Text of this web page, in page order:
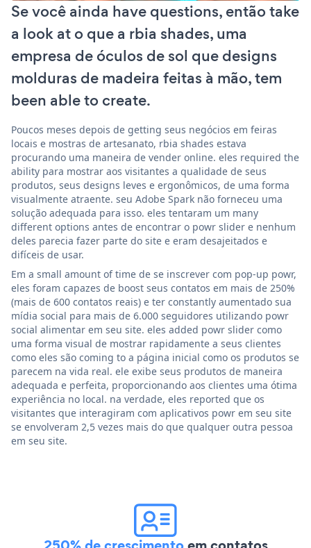
Se você ainda have questions, então take
a look at o que a rbia shades, uma
empresa de óculos de sol que designs
molduras de madeira feitas à mão, tem
been able to create.
Poucos meses depois de getting seus negócios em feiras
locais e mostras de artesanato, rbia shades estava
procurando uma maneira de vender online. eles required the
ability para mostrar aos visitantes a qualidade de seus
produtos, seus designs leves e ergonômicos, de uma forma
visualmente atraente. seu Adobe Spark não forneceu uma
solução adequada para isso. eles tentaram um many
different options antes de encontrar o powr slider e nenhum
deles parecia fazer parte do site e eram desajeitados e
difíceis de usar.
Em a small amount of time de se inscrever com pop-up powr,
eles foram capazes de boost seus contatos em mais de 250%
(mais de 600 contatos reais) e ter constantly aumentado sua
mídia social para mais de 6.000 seguidores utilizando powr
social alimentar em seu site. eles added powr slider como
uma forma visual de mostrar rapidamente a seus clientes
como eles são coming to a página inicial como os produtos se
parecem na vida real. ele exibe seus produtos de maneira
adequada e perfeita, proporcionando aos clientes uma ótima
experiência no local. na verdade, eles reported que os
visitantes que interagiram com aplicativos powr em seu site
se envolveram 2,5 vezes mais do que qualquer outra pessoa
em seu site.